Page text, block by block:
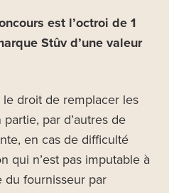
est l’octroi de 1
Stûv d’une valeur
le droit de remplacer les
par d’autres de
en cas de difficulté
qui n’est pas imputable à
du fournisseur par